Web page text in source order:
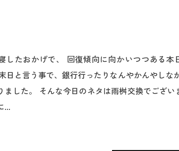
したおかげで、 回復傾向に向かいつつある本
日と言う事で、銀行行ったりなんやかんやしな
ました。 そんな今日のネタは雨桝交換でござい
...